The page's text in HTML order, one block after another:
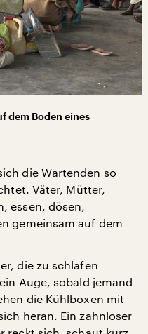
dem Boden eines
die Wartenden so
Väter, Mütter,
essen, dösen,
gemeinsam auf dem
die zu schlafen
Auge, sobald jemand
die Kühlboxen mit
heran. Ein zahnloser